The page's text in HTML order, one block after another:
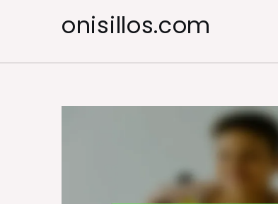
onisillos.com